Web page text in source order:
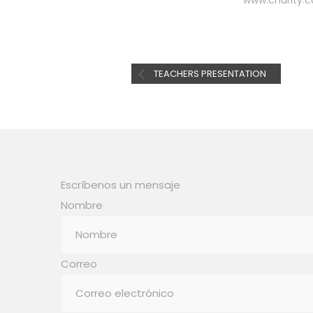
TEACHERS PRESENTATION
Escríbenos un mensaje
Nombre
Correo